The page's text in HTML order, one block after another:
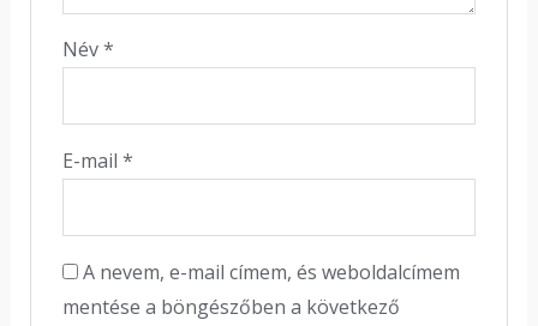
Név*
E-mail*
A nevem, e-mail címem, és weboldalcímem
mentése a böngészőben a következő